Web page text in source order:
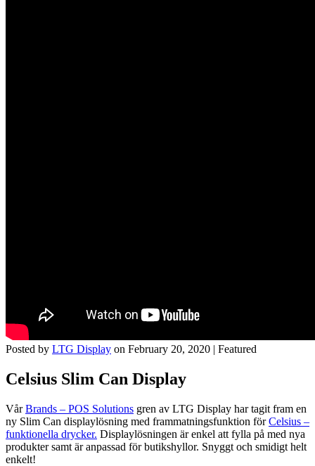
Posted by LTG Display on February 20, 2020 | Featured
Celsius Slim Can Display
VårBrands – POS Solutions gren av LTG Display har tagit fram en
ny Slim Can displaylösning med frammatningsfunktion förCelsius –
funktionella drycker. Displaylösningen är enkel att fylla på med nya
produkter samt är anpassad för butikshyllor. Snyggt och smidigt helt
enkelt!